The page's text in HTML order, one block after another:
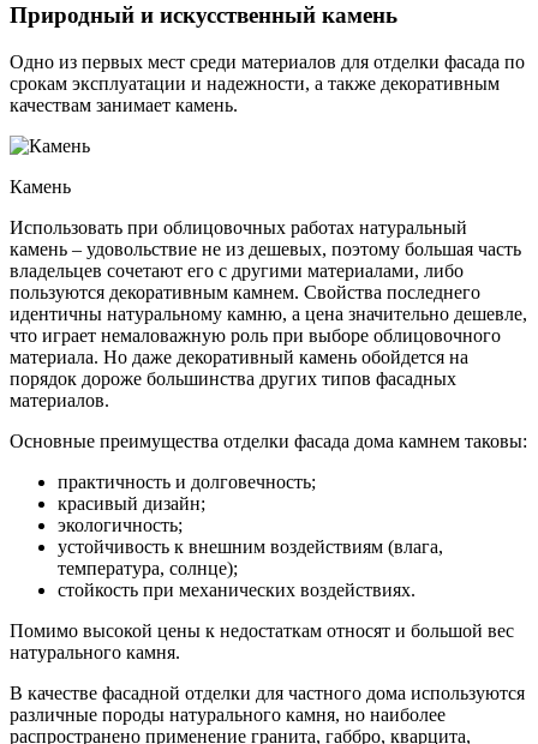
Природный и искусственный камень
Одно из первых мест среди материалов для отделки фасада по
срокам эксплуатации и надежности, а также декоративным
качествам занимает камень.
Камень
Использовать при облицовочных работах натуральный
камень – удовольствие не из дешевых, поэтому большая часть
владельцев сочетают его с другими материалами, либо
пользуются декоративным камнем. Свойства последнего
идентичны натуральному камню, а цена значительно дешевле,
что играет немаловажную роль при выборе облицовочного
материала. Но даже декоративный камень обойдется на
порядок дороже большинства других типов фасадных
материалов.
Основные преимущества отделки фасада дома камнем таковы:
практичность и долговечность;
красивый дизайн;
экологичность;
устойчивость к внешним воздействиям (влага,
температура, солнце);
стойкость при механических воздействиях.
Помимо высокой цены к недостаткам относят и большой вес
натурального камня.
В качестве фасадной отделки для частного дома используются
различные породы натурального камня, но наиболее
распространено применение гранита, габбро, кварцита,